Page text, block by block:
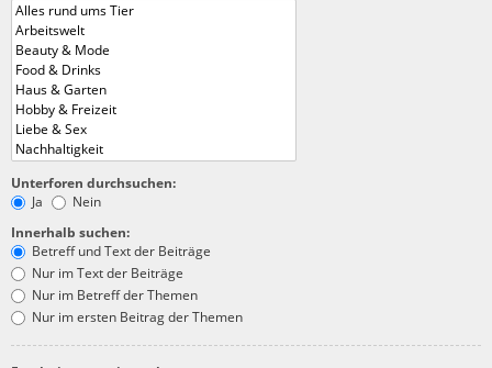
Unterforen durchsuchen:
Ja
Nein
Innerhalb suchen:
Betreff und Text der Beiträge
Nur im Text der Beiträge
Nur im Betreff der Themen
Nur im ersten Beitrag der Themen